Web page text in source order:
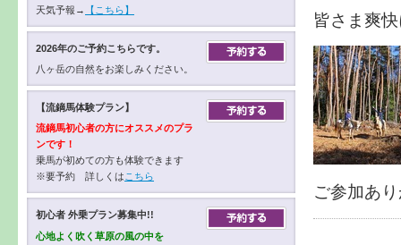
皆さま爽
ご参加あ
天気予報→
【こちら】
2026年のご予約こちらです。
八ヶ岳の自然をお楽しみください。
【流鏑馬体験プラン】
流鏑馬初心者の方にオススメのプラ
ンです！
乗馬が初めての方も体験できます
※要予約 詳しくは こちら
初心者 外乗プラン募集中!!
心地よく吹く草原の風の中を